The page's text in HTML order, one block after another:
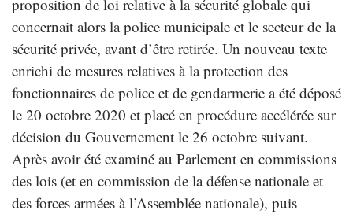
proposition de loi relative à la sécurité globale qui
concernait alors la police municipale et le secteur de la
sécurité privée, avant d’être retirée. Un nouveau texte
enrichi de mesures relatives à la protection des
fonctionnaires de police et de gendarmerie a été déposé
le 20 octobre 2020 et placé en procédure accélérée sur
décision du Gouvernement le 26 octobre suivant.
Après avoir été examiné au Parlement en commissions
des lois (et en commission de la défense nationale et
des forces armées à l’Assemblée nationale), puis